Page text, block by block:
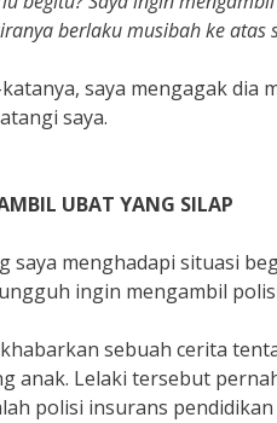
berlaku musibah ke atas
saya mengagak
saya.
UBAT YANG SILAP
saya menghadapi situasi
ingin mengambil
sebuah cerita
anak. Lelaki tersebut
polisi insurans